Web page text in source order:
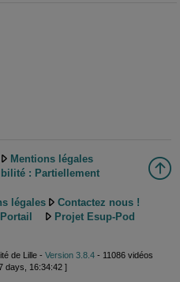
Mentions légales
: Partiellement
légales
Contactez nous !
Projet Esup-Pod
de Lille - Version 3.8.4- 11086 vidéos
days, 16:34:42 ]